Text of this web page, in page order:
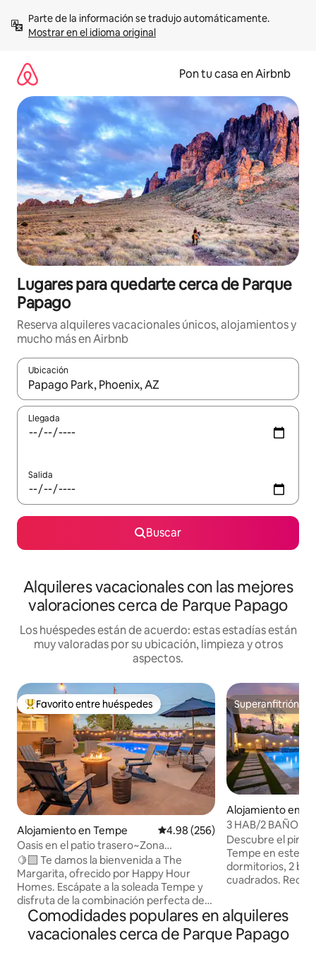
contenidoMostrar en el idioma original
Pon tu casa en Airbnb
Lugares para quedarte cerca de Parque
Papago
Reserva alquileres vacacionales únicos, alojamientos y
mucho más en Airbnb
Ubicación
Cuando los resultados estén disponibles, navega con las
Llegada
Salida
Buscar
Alquileres vacacionales con las mejores
valoraciones cerca de Parque Papago
Los huéspedes están de acuerdo: estas estadías están
muy valoradas por su ubicación, limpieza y otros
aspectos.
Favorito entre huéspedes preferido
Favorito entre huéspedes
Alojamiento en Tempe Calificación promedio: 4.98 de
4.98 (256)
Oasis en el patio trasero~Zona
segura~Cama tamaño king~Piscina
climatizada~Golf
🍋‍🟩 Te damos la bienvenida a The
Margarita, ofrecido por Happy Hour
Homes. Escápate a la soleada Tempe y
disfruta de la combinación perfecta de
relajación, golf y aventura en Arizona. Ya
sea que vengas para un evento de la
ASU, una escapada de golf, el
Superanfitrión
Superanfitrión
Alojamiento en
3 HAB/2 BAÑO -
Jacuzzi / Billar
Descubre el
Tempe en este
dormitorios, 2
cuadrados.
mesa de billar,
de 58 pulgadas y
con
inoxidable. En el
Comodidades populares en alquileres
vacacionales cerca de Parque Papago